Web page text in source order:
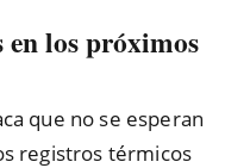
los próximos
que no se esperan
registros térmicos